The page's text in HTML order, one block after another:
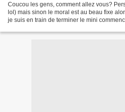
Coucou les gens, comment allez vous?
lol) mais sinon le moral est au beau fixe
je suis en train de terminer le mini